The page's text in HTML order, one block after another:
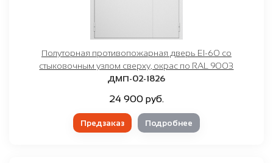
Полуторная противопожарная дверь EI-60 со
стыковочным узлом сверху, окрас по RAL 9003
ДМП-02-1826
24 900 руб.
Предзаказ Подробнее